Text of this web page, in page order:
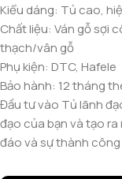
Kiểu dáng: Tủ cao,
Chất liệu: Ván gỗ sợi
thạch/vân gỗ
Phụ kiện: DTC, Hafele
Bảo hành: 12 tháng
Đầu tư vào Tủ lãnh
đạo của bạn và tạo
đáo và sự thành công